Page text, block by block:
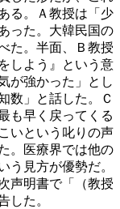
る。Ａ教授は「少
った。大韓民国の
た。半面、Ｂ教授
しよう』という意
が強かった」とし
数」と話した。Ｃ
も早く戻ってくる
いという叱りの声
。医療界では他の
う見方が優勢だ。
声明書で「（教授
した。